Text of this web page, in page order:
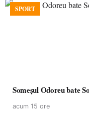
SPORT
Someșul Odoreu bate
acum 15 ore